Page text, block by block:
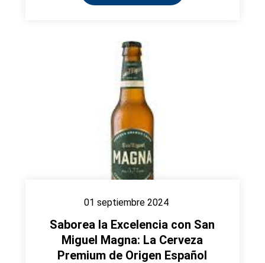
01 septiembre 2024
Saborea la Excelencia con San
Miguel Magna: La Cerveza
Premium de Origen Español